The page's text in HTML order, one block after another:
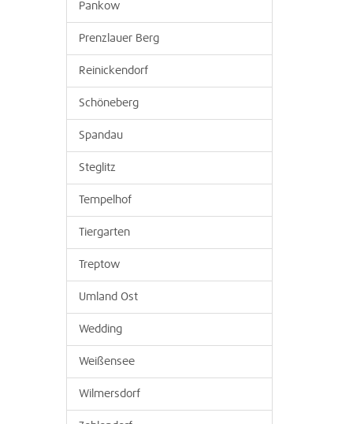
Pankow
Prenzlauer Berg
Reinickendorf
Schöneberg
Spandau
Steglitz
Tempelhof
Tiergarten
Treptow
Umland Ost
Wedding
Weißensee
Wilmersdorf